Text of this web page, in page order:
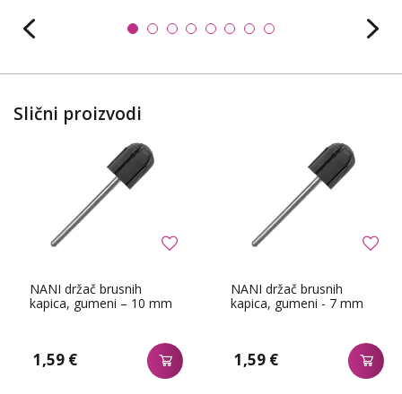
Slični proizvodi
NANI držač brusnih
kapica, gumeni – 10 mm
1,59 €
NANI držač brusnih
kapica, gumeni - 7 mm
1,59 €